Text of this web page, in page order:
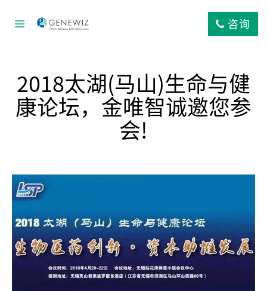
咨询
2018太湖(马山)生命与健
康论坛，金唯智诚邀您参
会!